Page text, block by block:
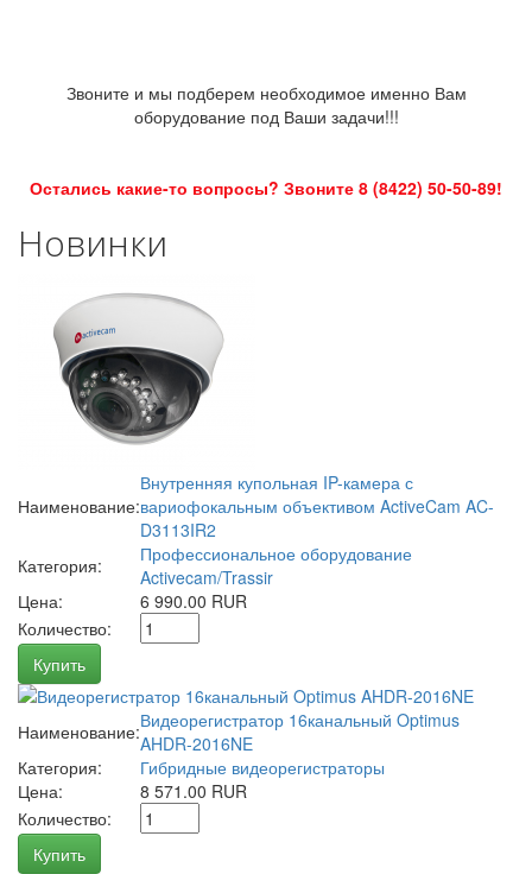
Звоните и мы подберем необходимое именно Вам
оборудование под Ваши задачи!!!
Остались какие-то вопросы? Звоните 8 (8422) 50-50-89!
Новинки
Наименование:
Внутренняя купольная IP-камера с
вариофокальным объективом ActiveCam AC-
D3113IR2
Категория:
Профессиональное оборудование
Activecam/Trassir
Цена:
6 990.00 RUR
Количество:
Купить
Наименование:Видеорегистратор 16канальный Optimus
AHDR-2016NE
Категория:
Гибридные видеорегистраторы
Цена:
8 571.00 RUR
Количество:
Купить